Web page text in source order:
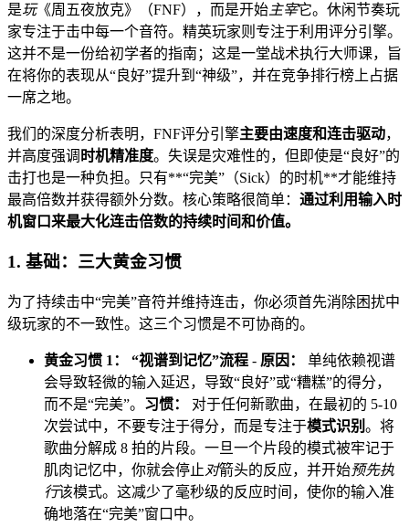
是玩《周五夜放克》（FNF），而是开始主宰它。休闲节奏玩
家专注于击中每一个音符。精英玩家则专注于利用评分引擎。
这并不是一份给初学者的指南；这是一堂战术执行大师课，旨
在将你的表现从“良好”提升到“神级”，并在竞争排行榜上占据
一席之地。
我们的深度分析表明，FNF评分引擎主要由速度和连击驱动，
并高度强调 时机精准度。失误是灾难性的，但即使是“良好”的
击打也是一种负担。只有**“完美”（Sick）的时机**才能维持
最高倍数并获得额外分数。核心策略很简单： 通过利用输入时
机窗口来最大化连击倍数的持续时间和价值。
1. 基础：三大黄金习惯
为了持续击中“完美”音符并维持连击，你必须首先消除困扰中
级玩家的不一致性。这三个习惯是不可协商的。
黄金习惯 1： “视谱到记忆”流程 - 原因：
单纯依赖视谱
会导致轻微的输入延迟，导致“良好”或“糟糕”的得分，
而不是“完美”。 习惯：
对于任何新歌曲，在最初的 5-10
次尝试中，不要专注于得分，而是专注于模式识别 。将
歌曲分解成 8 拍的片段。一旦一个片段的模式被牢记于
肌肉记忆中，你就会停止对箭头的反应，并开始预先执
行该模式。这减少了毫秒级的反应时间，使你的输入准
确地落在“完美”窗口中。